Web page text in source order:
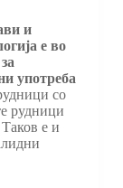
и
е во
употреба
со
рудници
е и